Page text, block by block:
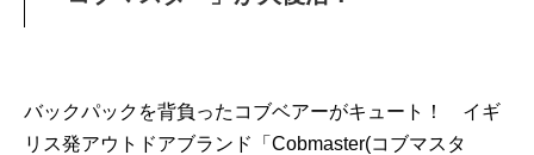
バックパックを背負ったコブベアーがキュート！ イギ
リス発アウトドアブランド「Cobmaster(コブマスタ